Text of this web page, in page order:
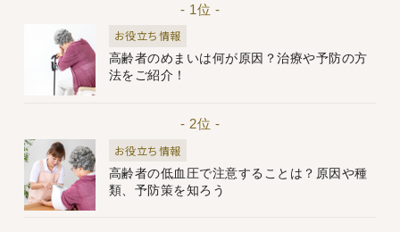
- 1位 -
お役立ち情報
高齢者のめまいは何が原因？治療や予防の方
法をご紹介！
- 2位 -
お役立ち情報
高齢者の低血圧で注意することは？原因や種
類、予防策を知ろう